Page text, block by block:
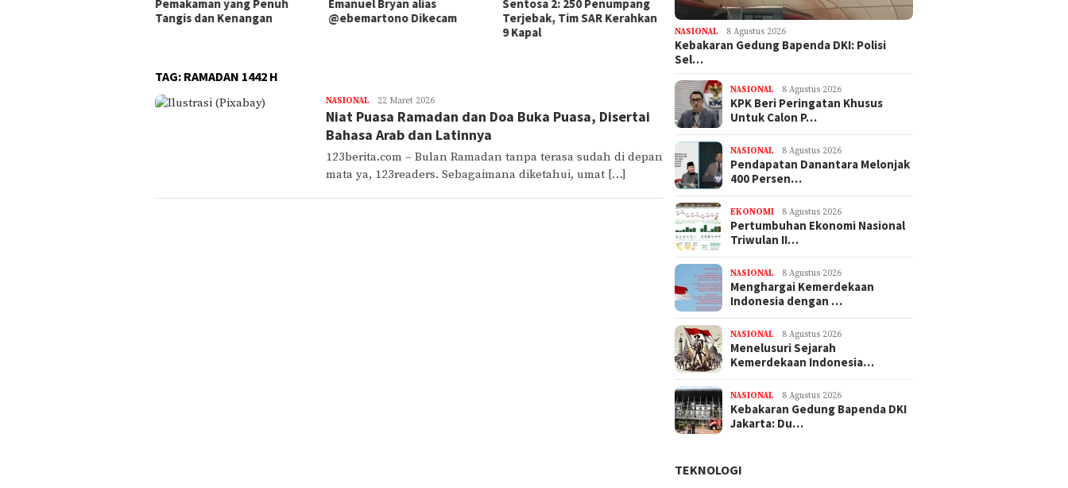
Emanuel Bryan alias
@ebemartono Dikecam
Sentosa 2: 250 Penumpang
Terjebak, Tim SAR Kerahkan
2: 4 Orang Meninggal dalam
Kebakaran Kapal
Meninggal Setelah Keluar
dari Rumah Hantu di
Tulungagung
TV Setelah Viral Tagih Honor
Rp961 Juta
TAG: RAMADAN 1442 H
NASIONAL rizal
22 Maret 2026
Niat Puasa Ramadan dan Doa Buka Puasa, Disertai
Bahasa Arab dan Latinnya
123berita.com – Bulan Ramadan tanpa terasa sudah di depan
mata ya, 123readers. Sebagaimana diketahui, umat […]
NASIONAL 8 Agustus 2026
Kebakaran Gedung Bapenda DKI: Polisi
Sel…
NASIONAL 8 Agustus 2026
KPK Beri Peringatan Khusus
Untuk Calon P…
NASIONAL 8 Agustus 2026
Pendapatan Danantara Melonjak
400 Persen…
EKONOMI 8 Agustus 2026
Pertumbuhan Ekonomi Nasional
Triwulan II…
NASIONAL 8 Agustus 2026
Menghargai Kemerdekaan
Indonesia dengan …
NASIONAL 8 Agustus 2026
Menelusuri Sejarah
Kemerdekaan Indonesia…
NASIONAL 8 Agustus 2026
Kebakaran Gedung Bapenda DKI
Jakarta: Du…
TEKNOLOGI